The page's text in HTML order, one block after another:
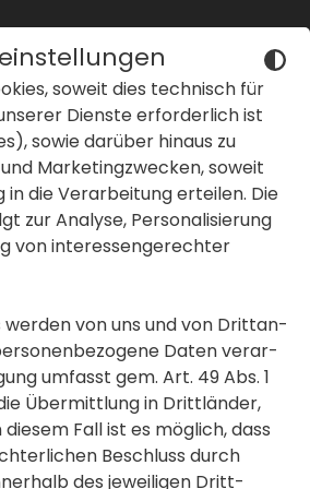
soweit dies tech­nisch für
Dienste erfor­der­lich ist
sowie darüber hinaus zu
Marke­ting­zwe­cken, soweit
in die Verar­bei­tung erteilen. Die
zur Analyse, Perso­na­li­sie­rung
von inter­es­sen­ge­rechter
werden von uns und von Dritt­an­
Daten verar­
umfasst gem. Art. 49 Abs. 1
Übermitt­lung in Dritt­länder,
diesem Fall ist es möglich, dass
Beschluss durch
des jewei­ligen Dritt­
ausblenden
in
Juden­
56